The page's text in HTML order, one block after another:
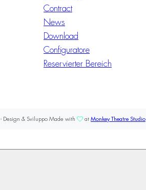
Contract
News
Download
Configuratore
Reservierter Bereich
- Design & Sviluppo Made with at Monkey Theatre Studio